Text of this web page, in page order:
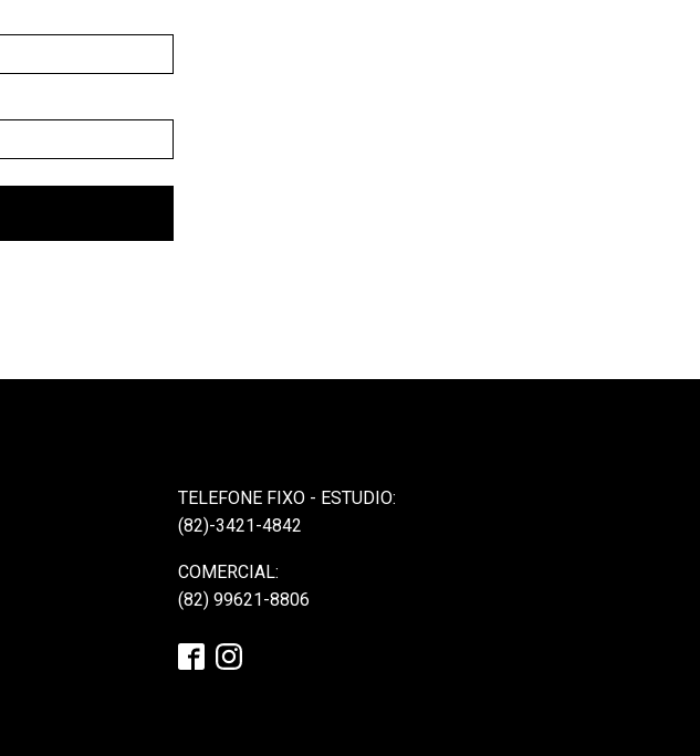
TELEFONE FIXO - ESTUDIO:
(82)-3421-4842
COMERCIAL:
(82) 99621-8806